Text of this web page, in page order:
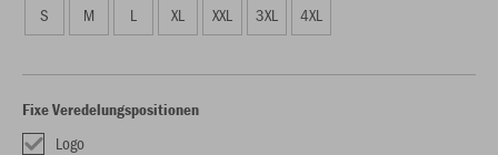
S M L XL XXL 3XL 4XL
Fixe Veredelungspositionen
Logo